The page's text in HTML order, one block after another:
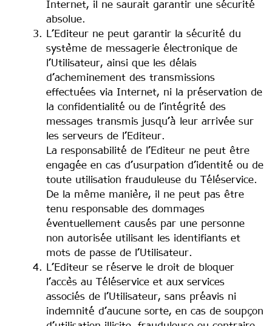
Internet, il ne saurait garantir une sécurité
absolue.
L’Editeur ne peut garantir la sécurité du
système de messagerie électronique de
l’Utilisateur, ainsi que les délais
d’acheminement des transmissions
effectuées via Internet, ni la préservation de
la confidentialité ou de l’intégrité des
messages transmis jusqu’à leur arrivée sur
les serveurs de l’Editeur.
La responsabilité de l’Editeur ne peut être
engagée en cas d’usurpation d’identité ou de
toute utilisation frauduleuse du Téléservice.
De la même manière, il ne peut pas être
tenu responsable des dommages
éventuellement causés par une personne
non autorisée utilisant les identifiants et
mots de passe de l’Utilisateur.
L’Editeur se réserve le droit de bloquer
l’accès au Téléservice et aux services
associés de l’Utilisateur, sans préavis ni
indemnité d’aucune sorte, en cas de soupçon